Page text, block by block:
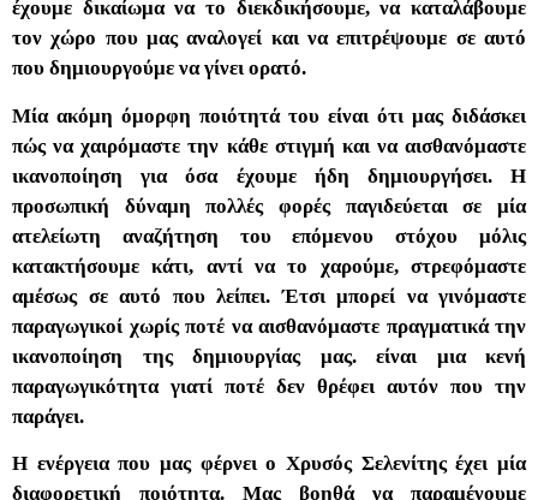
έχουμε δικαίωμα να το διεκδικήσουμε, να καταλάβουμε
τον χώρο που μας αναλογεί και να επιτρέψουμε σε αυτό
που δημιουργούμε να γίνει ορατό.
Μία ακόμη όμορφη ποιότητά του είναι ότι μας διδάσκει
πώς να χαιρόμαστε την κάθε στιγμή και να αισθανόμαστε
ικανοποίηση για όσα έχουμε ήδη δημιουργήσει. Η
προσωπική δύναμη πολλές φορές παγιδεύεται σε μία
ατελείωτη αναζήτηση του επόμενου στόχου μόλις
κατακτήσουμε κάτι, αντί να το χαρούμε, στρεφόμαστε
αμέσως σε αυτό που λείπει. Έτσι μπορεί να γινόμαστε
παραγωγικοί χωρίς ποτέ να αισθανόμαστε πραγματικά την
ικανοποίηση της δημιουργίας μας. είναι μια κενή
παραγωγικότητα γιατί ποτέ δεν θρέφει αυτόν που την
παράγει.
Η ενέργεια που μας φέρνει ο Χρυσός Σελενίτης έχει μία
διαφορετική ποιότητα. Μας βοηθά να παραμένουμε